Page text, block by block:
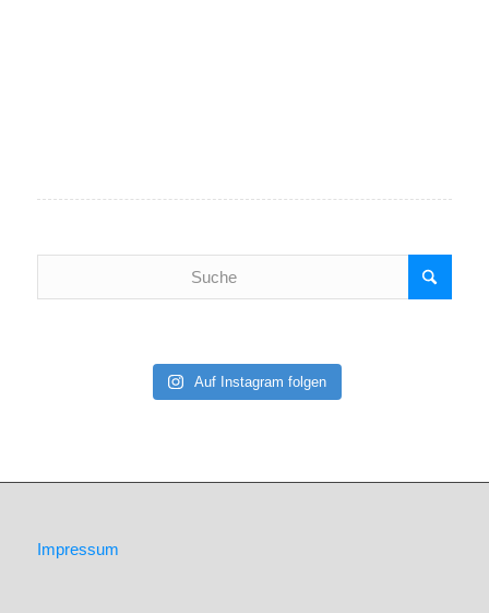
Auf Instagram folgen
Impressum